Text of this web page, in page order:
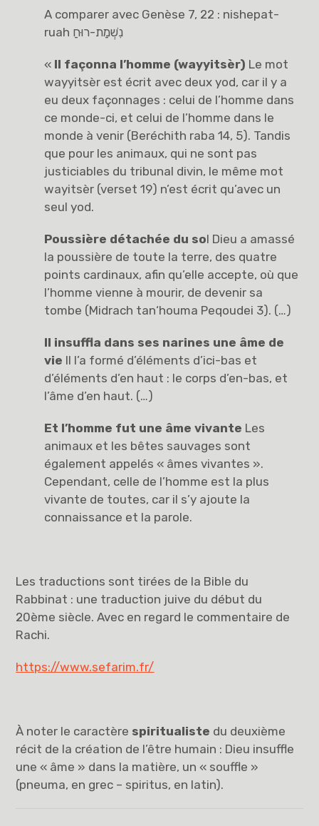
A comparer avec Genèse 7, 22 : nishepat-
ruah נִשְׁמַת-רוּחַ
« Il façonna l’homme (wayyitsèr) Le mot
wayyitsèr est écrit avec deux yod, car il y a
eu deux façonnages : celui de l’homme dans
ce monde-ci, et celui de l’homme dans le
monde à venir (Beréchith raba 14, 5). Tandis
que pour les animaux, qui ne sont pas
justiciables du tribunal divin, le même mot
wayitsèr (verset 19) n’est écrit qu’avec un
seul yod.
Poussière détachée du sol Dieu a amassé
la poussière de toute la terre, des quatre
points cardinaux, afin qu’elle accepte, où que
l’homme vienne à mourir, de devenir sa
tombe (Midrach tan‘houma Peqoudei 3). (…)
Il insuffla dans ses narines une âme de
vie Il l’a formé d’éléments d’ici-bas et
d’éléments d’en haut : le corps d’en-bas, et
l’âme d’en haut. (…)
Et l’homme fut une âme vivante Les
animaux et les bêtes sauvages sont
également appelés « âmes vivantes ».
Cependant, celle de l’homme est la plus
vivante de toutes, car il s’y ajoute la
connaissance et la parole.
Les traductions sont tirées de la Bible du
Rabbinat : une traduction juive du début du
20ème siècle. Avec en regard le commentaire de
Rachi.
https://www.sefarim.fr/
À noter le caractère spiritualiste du deuxième
récit de la création de l’être humain : Dieu insuffle
une « âme » dans la matière, un « souffle »
(pneuma, en grec – spiritus, en latin).